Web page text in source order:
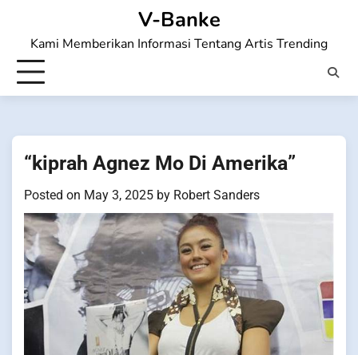
content
V-Banke
Kami Memberikan Informasi Tentang Artis Trending
“kiprah Agnez Mo Di Amerika”
Posted on May 3, 2025 by Robert Sanders